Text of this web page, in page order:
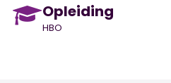
Opleiding
HBO